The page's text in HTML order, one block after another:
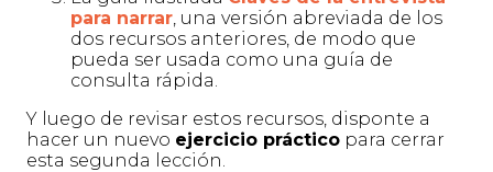
para narrar, una versión abreviada de los
dos recursos anteriores, de modo que
pueda ser usada como una guía de
consulta rápida.
Y luego de revisar estos recursos, disponte a
hacer un nuevo ejercicio práctico para cerrar
esta segunda lección.